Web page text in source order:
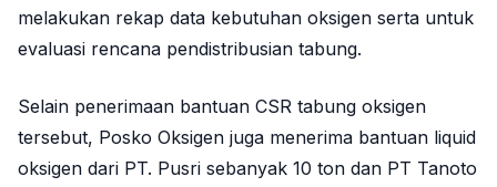
melakukan rekap data kebutuhan oksigen serta untuk
evaluasi rencana pendistribusian tabung.
Selain penerimaan bantuan CSR tabung oksigen
tersebut, Posko Oksigen juga menerima bantuan liquid
oksigen dari PT. Pusri sebanyak 10 ton dan PT Tanoto